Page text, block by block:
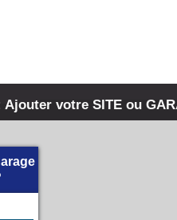
Ajouter votre SITE ou